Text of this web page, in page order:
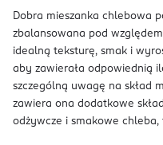
Dobra mieszanka chlebowa
zbalansowana pod
idealną teksturę, smak i
aby zawierała odpowiednią
szczególną uwagę na skład
zawiera ona dodatkowe
odżywcze i smakowe